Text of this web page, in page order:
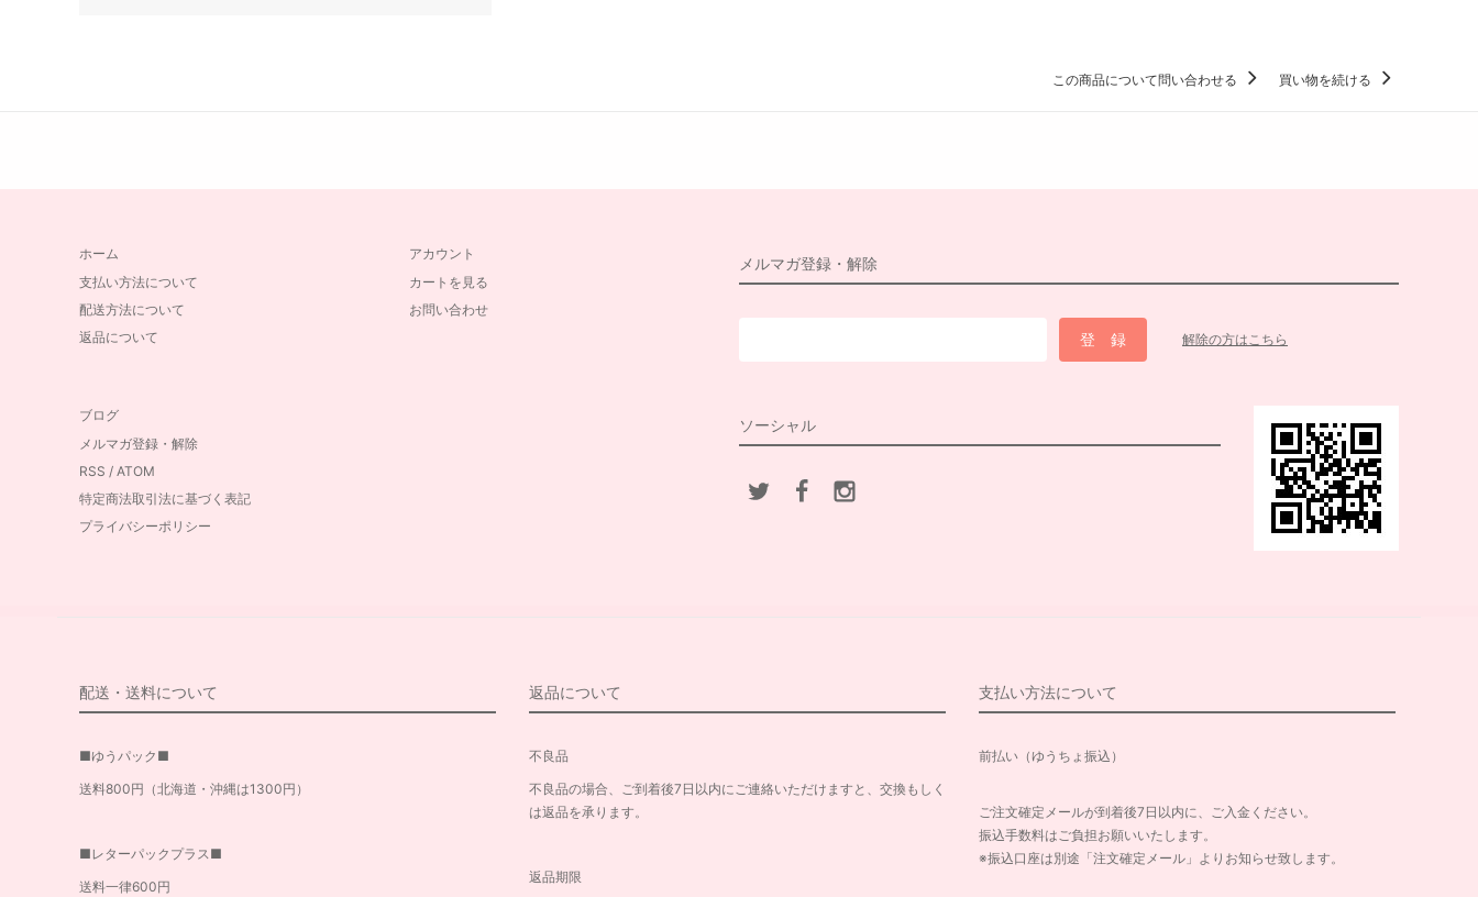
この商品について問い合わせる 買い物を続ける
メルマガ登録・解除
解除の方はこちら
ホーム
支払い方法について
配送方法について
返品について
アカウント
カートを見る
お問い合わせ
ソーシャル
ブログ
メルマガ登録・解除
RSS / ATOM
特定商法取引法に基づく表記
プライバシーポリシー
配送・送料について
■ゆうパック■
送料800円（北海道・沖縄は1300円）
■レターパックプラス■
送料一律600円
返品について
不良品
不良品の場合、ご到着後7日以内にご連絡いただけますと、交換もしく
は返品を承ります。
返品期限
支払い方法について
前払い（ゆうちょ振込）
ご注文確定メールが到着後7日以内に、ご入金ください。
振込手数料はご負担お願いいたします。
※振込口座は別途「注文確定メール」よりお知らせ致します。